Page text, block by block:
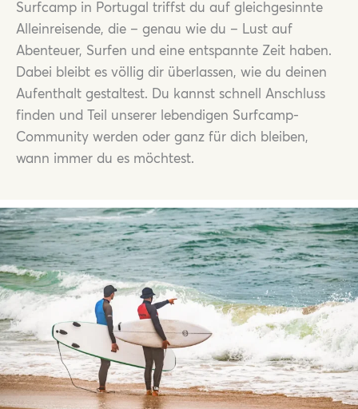
Surfcamp in Portugal triffst du auf gleichgesinnte
Alleinreisende, die – genau wie du – Lust auf
Abenteuer, Surfen und eine entspannte Zeit haben.
Dabei bleibt es völlig dir überlassen, wie du deinen
Aufenthalt gestaltest. Du kannst schnell Anschluss
finden und Teil unserer lebendigen Surfcamp-
Community werden oder ganz für dich bleiben,
wann immer du es möchtest.